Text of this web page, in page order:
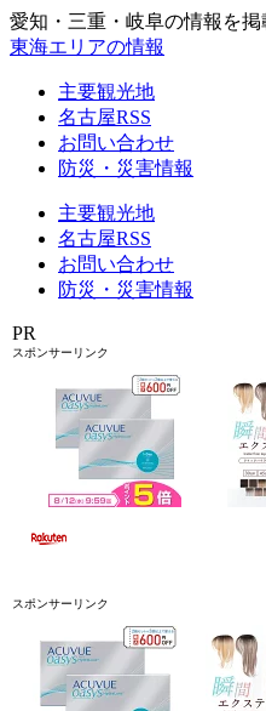
愛知・三重・岐阜の情報を
東海エリアの情報
主要観光地
名古屋RSS
お問い合わせ
防災・災害情報
主要観光地
名古屋RSS
お問い合わせ
防災・災害情報
PR
スポンサーリンク
スポンサーリンク